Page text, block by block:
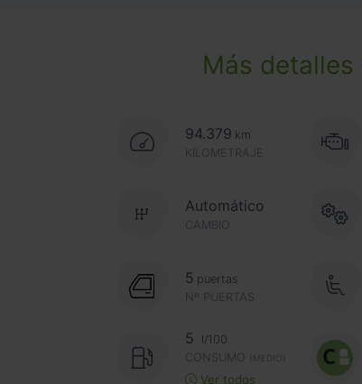
Más detalles
94.379 km
KILOMETRAJE
CAMBIO
Automático
Nº PUERTAS
5 puertas
5
l/100
CONSUMO
(MEDIO)
Ver todos